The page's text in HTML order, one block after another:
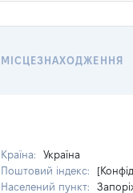
МІСЦЕЗНАХОДЖЕННЯ
Країна:
Україна
Поштовий індекс:
Населений пункт: